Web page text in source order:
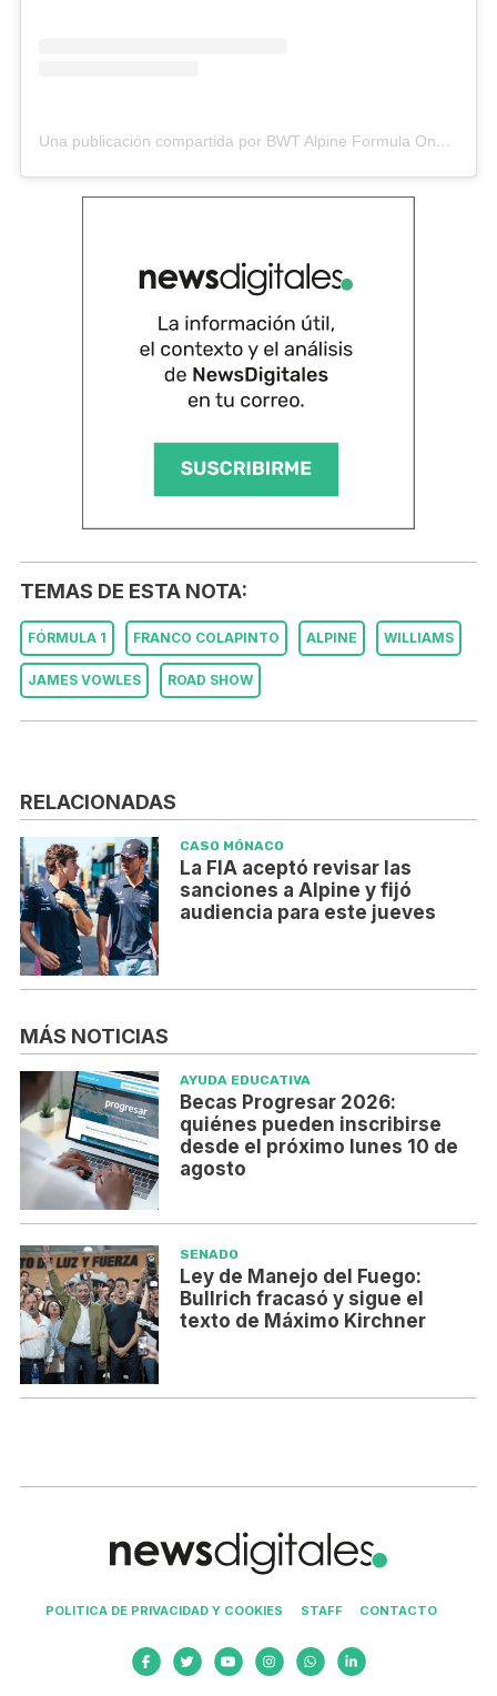
Una publicación compartida por BWT Alpine Formula One Team (@alpinef1team)
TEMAS DE ESTA NOTA:
FÓRMULA 1 FRANCO COLAPINTO ALPINE WILLIAMS
JAMES VOWLES ROAD SHOW
RELACIONADAS
CASO MÓNACO
La FIA aceptó revisar las
sanciones a Alpine y fijó
audiencia para este jueves
MÁS NOTICIAS
AYUDA EDUCATIVA
Becas Progresar 2026:
quiénes pueden inscribirse
desde el próximo lunes 10 de
agosto
SENADO
Ley de Manejo del Fuego:
Bullrich fracasó y sigue el
texto de Máximo Kirchner
POLITICA DE PRIVACIDAD Y COOKIES STAFF CONTACTO